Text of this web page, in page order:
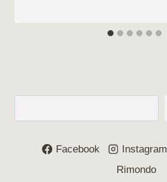
Facebook Instagram
Rimondo